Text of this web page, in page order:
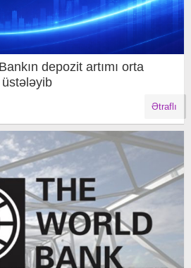
depozit artımı orta
Ətraflı